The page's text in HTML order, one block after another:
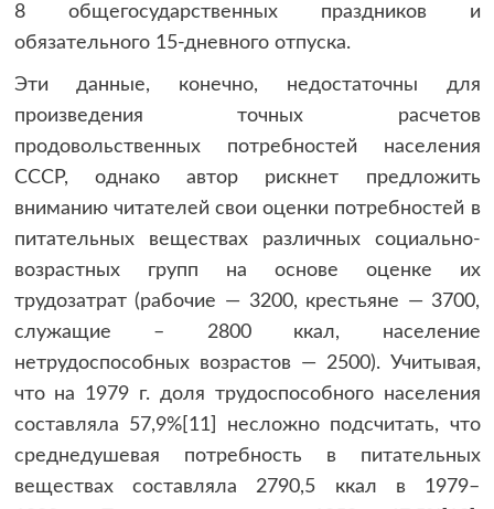
8 общегосударственных праздников и
обязательного 15-дневного отпуска.
Эти данные, конечно, недостаточны для
произведения точных расчетов
продовольственных потребностей населения
СССР, однако автор рискнет предложить
вниманию читателей свои оценки потребностей в
питательных веществах различных социально-
возрастных групп на основе оценке их
трудозатрат (рабочие — 3200, крестьяне — 3700,
служащие – 2800 ккал, население
нетрудоспособных возрастов — 2500). Учитывая,
что на 1979 г. доля трудоспособного населения
составляла 57,9%[11] несложно подсчитать, что
среднедушевая потребность в питательных
веществах составляла 2790,5 ккал в 1979–